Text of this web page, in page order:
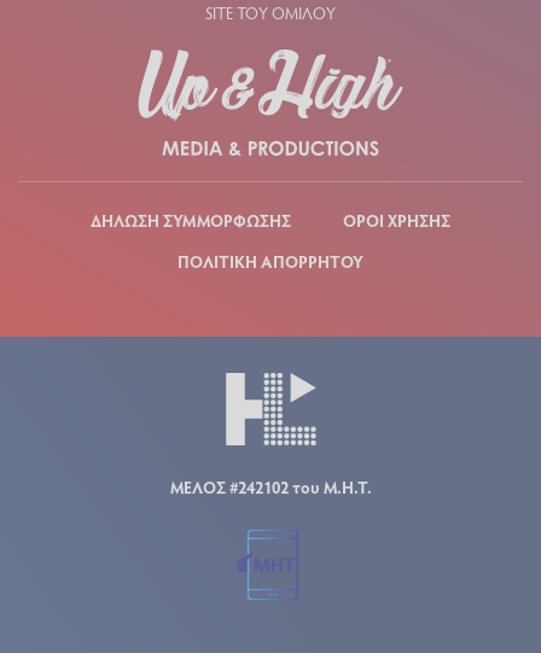
SITE ΤΟΥ ΟΜΙΛΟΥ
ΔΗΛΩΣΗ ΣΥΜΜΟΡΦΩΣΗΣ
ΟΡΟΙ ΧΡΗΣΗΣ
ΠΟΛΙΤΙΚΗ ΑΠΟΡΡΗΤΟΥ
ΜΕΛΟΣ #242102 του Μ.Η.Τ.